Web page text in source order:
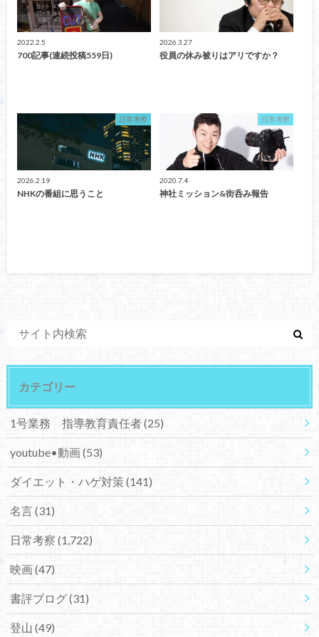
2022.2.5
700記事(連続投稿559日)
2026.3.27
役員の休み被りはアリですか？
日常考察
2026.2.19
NHKの番組に思うこと
日常考察
2020.7.4
神社ミッション&街呑み報告
カテゴリー
1号業務 指導教育責任者(25)
youtube•動画(53)
ダイエット・ハゲ対策(141)
名言(31)
日常考察 (1,722)
映画(47)
書評ブログ(31)
登山 (49)